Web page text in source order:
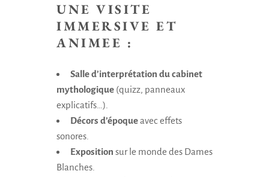
UNE VISITE
IMMERSIVE ET
ANIMEE :
Salle d’interprétation du cabinet
mythologique (quizz, panneaux
explicatifs…).
Décors d’époqueavec effets
sonores.
Exposition sur le monde des Dames
Blanches.